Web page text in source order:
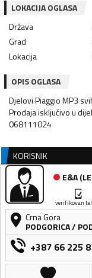
LOKACIJA OGLASA
Država
Grad
Lokacija
OPIS OGLASA
Djelovi Piaggio MP3
Prodaja isključivo u
068111024
KORISNIK
E&A(
verifikovan
Crna Gora
PODGORICA/
+387 66 225